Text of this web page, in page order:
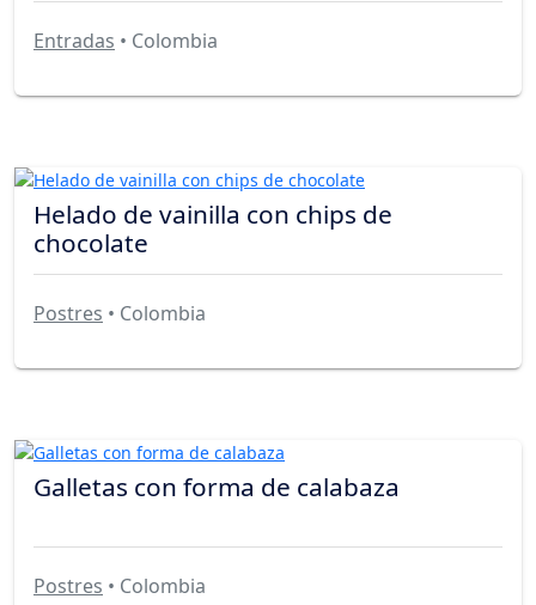
Entradas • Colombia
Helado de vainilla con chips de
chocolate
Postres • Colombia
Galletas con forma de calabaza
Postres • Colombia